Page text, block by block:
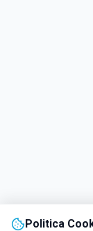
Politica